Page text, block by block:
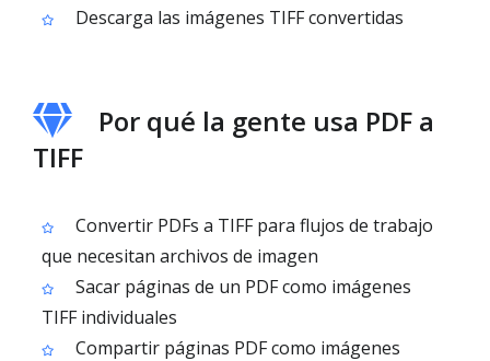
Descarga las imágenes TIFF convertidas
Por qué la gente usa PDF a
TIFF
Convertir PDFs a TIFF para flujos de trabajo
que necesitan archivos de imagen
Sacar páginas de un PDF como imágenes
TIFF individuales
Compartir páginas PDF como imágenes